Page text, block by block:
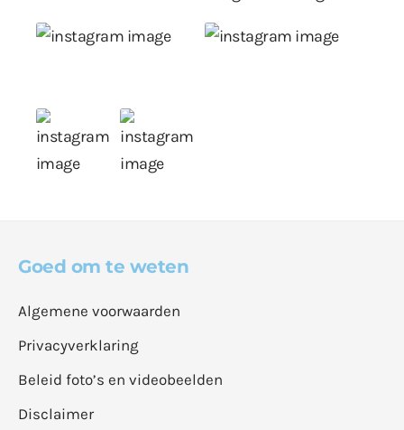
Goed om te weten
Algemene voorwaarden
Privacyverklaring
Beleid foto’s en videobeelden
Disclaimer